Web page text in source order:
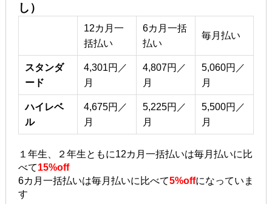
し）
12カ月一
括払い
6カ月一括
払い
毎月払い
スタンダ
ード
4,301円／
月
4,807円／
月
5,060円／
月
ハイレベ
ル
4,675円／
月
5,225円／
月
5,500円／
月
１年生、２年生ともに12カ月一括払いは毎月払いに比
べて15%off
6カ月一括払いは毎月払いに比べて5%offになっていま
す